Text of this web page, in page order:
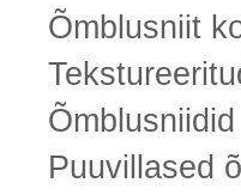
Õmblusniit
Õmblusniidid
Puuvillased